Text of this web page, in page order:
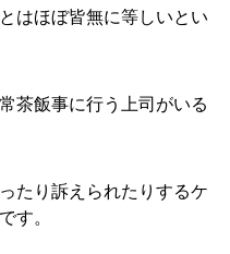
はほぼ皆無に等しいとい
茶飯事に行う上司がいる
たり訴えられたりするケ
す。